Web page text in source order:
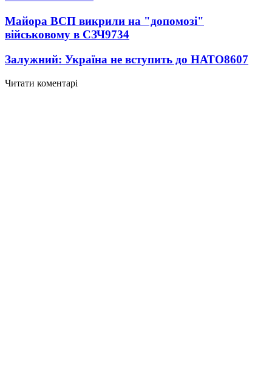
Майора ВСП викрили на "допомозі"
військовому в СЗЧ9734
Залужний: Україна не вступить до НАТО8607
Читати коментарі